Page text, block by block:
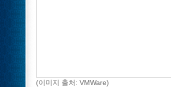
(이미지 출처: VMWare)